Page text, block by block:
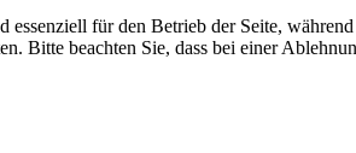
für den Betrieb der Seite,
Bitte beachten Sie, dass bei einer